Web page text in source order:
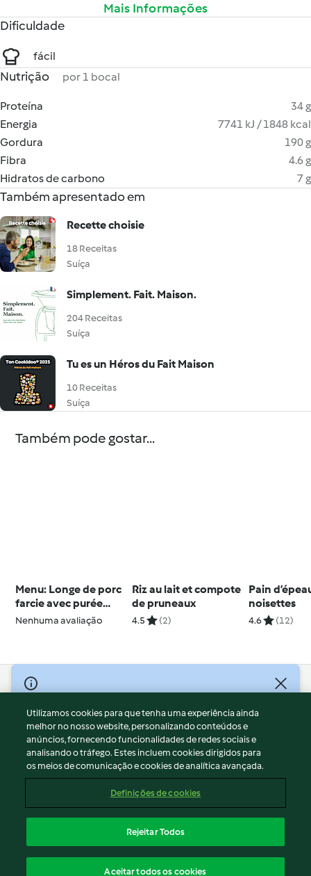
Mais Informações
Dificuldade
fácil
Nutrição por 1 bocal
Proteína
34 g
Energia
7741 kJ / 1848 kcal
Gordura
190 g
Fibra
4.6 g
Hidratos de carbono
7 g
Também apresentado em
Recette choisie
18 Receitas
Suíça
Simplement. Fait. Maison.
204 Receitas
Suíça
Tu es un Héros du Fait Maison
10 Receitas
Suíça
Também pode gostar...
Menu: Longe de porc
farcie avec purée
panais-carottes et de
Nenhuma avaliação
Riz au lait et compote
de pruneaux
4.5 (2)
Pain
noisettes
4.6 (12)
© Copyright 2026
Termos de Utilização
Aviso sobre Proteção de Dados
Aviso
Apoio legal
Conteúdo do relatório
Declaração de acessibilidade
Utilizamos cookies para que tenha uma experiência ainda
melhor no nosso website, personalizando conteúdos e
anúncios, fornecendo funcionalidades de redes sociais e
analisando o tráfego. Estes incluem cookies dirigidos para
os meios de comunicação e cookies de analítica avançada.
Definições de cookies
Rejeitar Todos
Aceitar todos os cookies